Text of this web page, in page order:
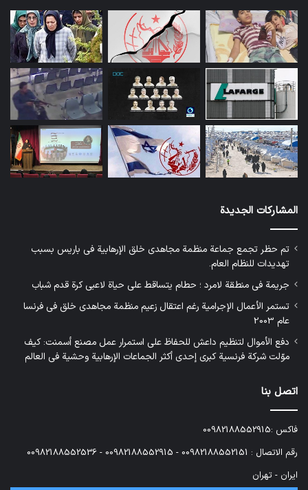
المشاركات الجديدة
تم حظر تجمع جماعة منظمة مجاهدي خلق الإرهابية في باريس بسبب
تهديدات للنظام العام.
جريمة في منطقة لامرد ؛ حطام يتساقط على حياة لاعبي كرة قدم شباب
تستمر الأعمال الإجرامية رغم اعتقال زعيم منظمة مجاهدي خلق في فرنسا
عام 2003
دفع الأموال لتنظيم داعش للحفاظ على استمرار عمل مصنع أسمنت: كيف
موّلت شركة فرنسية كبرى إحدى أكثر الجماعات الإرهابية وحشية في العالم
اتصل بنا
فاكس :00982188552915
رقم الاتصال : 00982188552151 - 00982188552915 - 00982188552536
ایران - تهران